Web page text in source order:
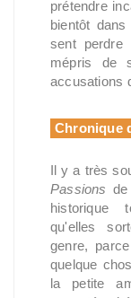
prétendre
bientôt
sent
mépris de
accusations
Chronique
Il y a très
Passions
historique
qu'elles
genre,
quelque
la petite